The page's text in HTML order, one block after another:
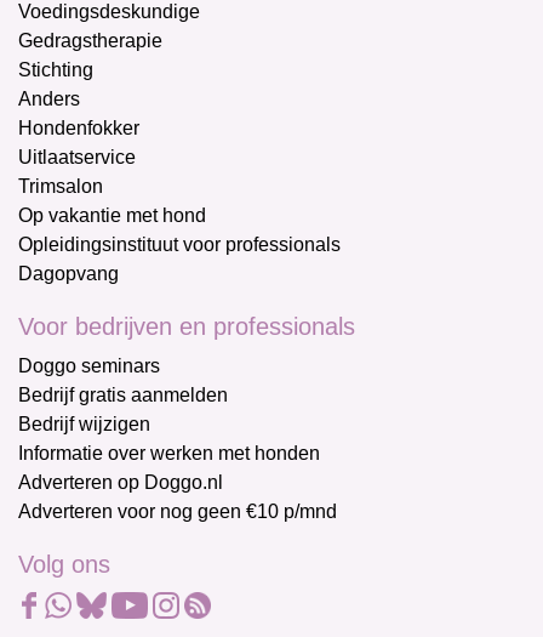
Voedingsdeskundige
Gedragstherapie
Stichting
Anders
Hondenfokker
Uitlaatservice
Trimsalon
Op vakantie met hond
Opleidingsinstituut voor professionals
Dagopvang
Voor bedrijven en professionals
Doggo seminars
Bedrijf gratis aanmelden
Bedrijf wijzigen
Informatie over werken met honden
Adverteren op Doggo.nl
Adverteren voor nog geen €10 p/mnd
Volg ons